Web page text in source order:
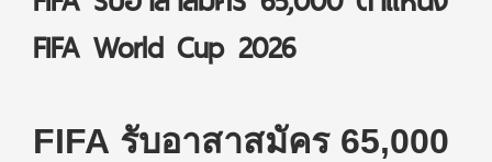
FIFA World Cup 2026
FIFA รับอาสาสมัคร 65,000